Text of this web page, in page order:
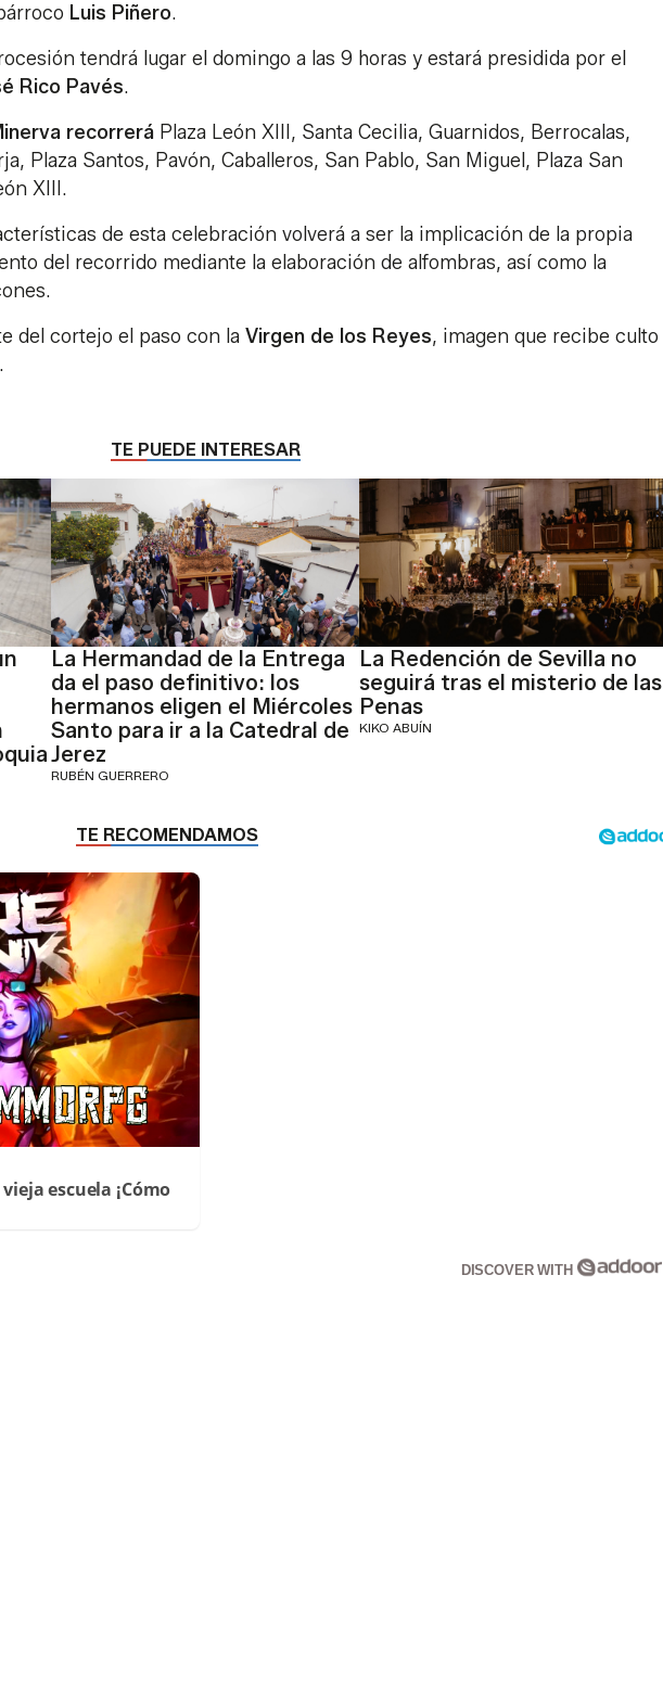
Luis Piñero.
tendrá lugar el domingo a las 9 horas y estará presidida por el
Rico Pavés.
recorrerá Plaza León XIII, Santa Cecilia, Guarnidos, Berrocalas,
Plaza Santos, Pavón, Caballeros, San Pablo, San Miguel, Plaza San
XIII.
de esta celebración volverá a ser la implicación de la propia
del recorrido mediante la elaboración de alfombras, así como la
del cortejo el paso con la Virgen de los Reyes, imagen que recibe culto
TE PUEDE INTERESAR
La Hermandad de la Entrega
da el paso definitivo: los
hermanos eligen el Miércoles
Santo para ir a la Catedral de
Jerez
RUBÉN GUERRERO
La Redención de Sevilla no
seguirá tras el misterio de las
Penas
KIKO ABUÍN
escuela ¡Cómo
DISCOVER WITH